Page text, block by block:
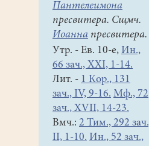
Пантелеимона
пресвитера. Сщмч.
Иоанна пресвитера.
Утр. - Ев. 10-е, Ин.,
66 зач., XXI, 1-14.
Лит. - 1 Кор., 131
зач., IV, 9-16. Мф., 72
зач., XVII, 14-23.
Вмч.: 2 Тим., 292
II, 1-10. Ин., 52 зач.,